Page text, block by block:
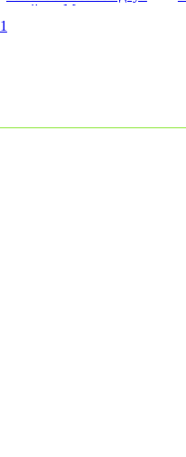
слойная Мультяшные
1